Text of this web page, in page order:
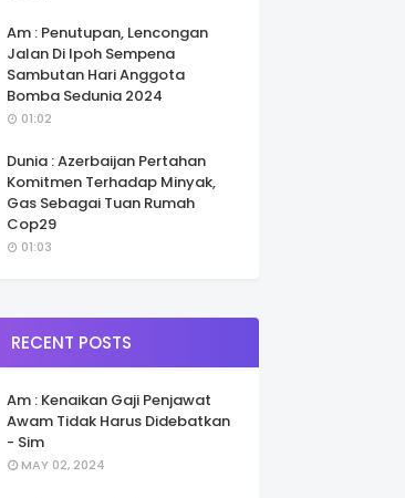
Am : Penutupan, Lencongan
Jalan Di Ipoh Sempena
Sambutan Hari Anggota
Bomba Sedunia 2024
01:02
Dunia : Azerbaijan Pertahan
Komitmen Terhadap Minyak,
Gas Sebagai Tuan Rumah
Cop29
01:03
RECENT POSTS
Am : Kenaikan Gaji Penjawat
Awam Tidak Harus Didebatkan
- Sim
MAY 02, 2024